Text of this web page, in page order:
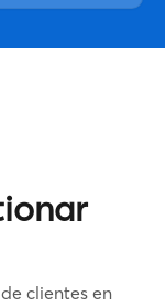
clientes en